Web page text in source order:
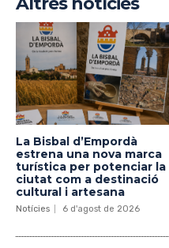
La Bisbal d’Empordà
estrena una nova marca
turística per potenciar la
ciutat com a destinació
cultural i artesana
Notícies 6 d'agost de 2026